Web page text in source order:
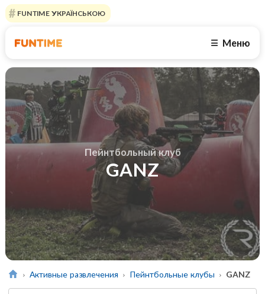
FUNTIME УКРАЇНСЬКОЮ
☰ Меню
Пейнтбольный клуб
GANZ
Активные развлечения Пейнтбольные клубы GANZ